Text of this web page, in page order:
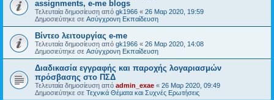
assignments, e-me blogs
Τελευταία δημοσίευση από gk1966 « 26 Μαρ 2020, 19:59
Δημοσιεύτηκε σε Ασύγχρονη Εκπαίδευση
Βίντεο λειτουργίας e-me
Τελευταία δημοσίευση από gk1966 « 26 Μαρ 2020, 14:08
Δημοσιεύτηκε σε Ασύγχρονη Εκπαίδευση
Διαδικασία εγγραφής και παροχής λογαριασμών
πρόσβασης στο ΠΣΔ
Τελευταία δημοσίευση από admin_exae « 26 Μαρ 2020, 09:49
Δημοσιεύτηκε σε Τεχνικά Θέματα και Συχνές Ερωτήσεις